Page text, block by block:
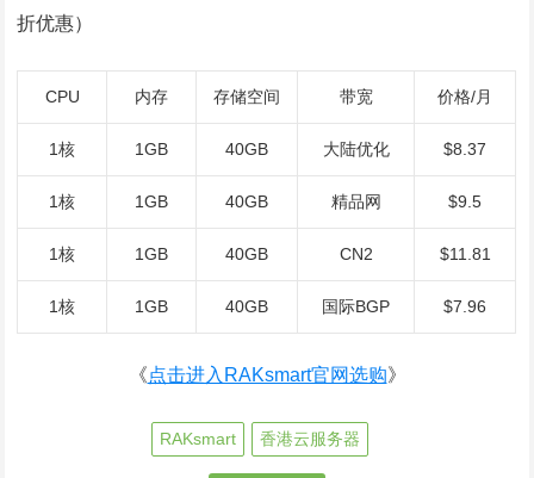
折优惠）
CPU 内存 存储空间 带宽 价格/月
1核 1GB 40GB 大陆优化 $8.37
1核 1GB 40GB 精品网 $9.5
1核 1GB 40GB CN2 $11.81
1核 1GB 40GB 国际BGP $7.96
《点击进入RAKsmart官网选购》
RAKsmart 香港云服务器